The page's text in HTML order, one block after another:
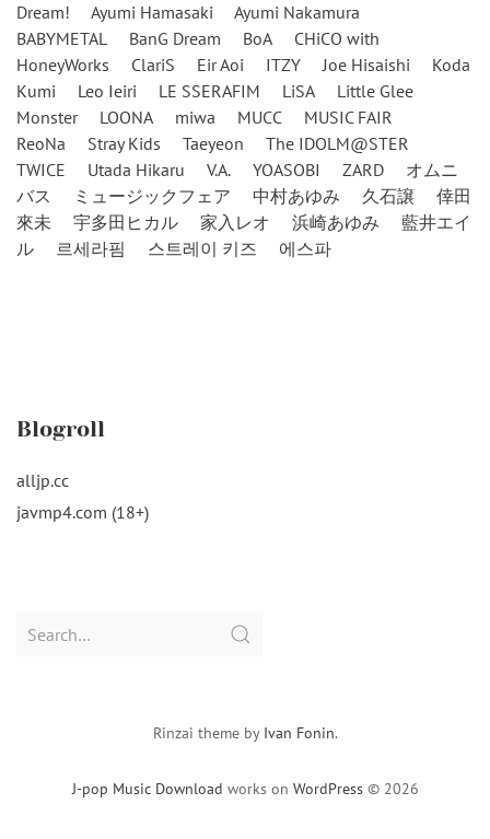
Dream!
Ayumi Hamasaki
Ayumi Nakamura
BABYMETAL
BanG Dream BoA
CHiCO with
HoneyWorks
ClariS Eir Aoi ITZY Joe Hisaishi
Koda
Kumi
Leo Ieiri LE SSERAFIM LiSA
Little Glee
Monster
LOONA miwa MUCC
MUSIC FAIR
ReoNa
Stray Kids Taeyeon
The IDOLM@STER
TWICE
Utada Hikaru V.A. YOASOBI ZARD
オムニ
バス
ミュージックフェア 中村あゆみ 久石譲
倖田
來未
宇多田ヒカル 家入レオ 浜崎あゆみ
藍井エイ
ル
르세라핌 스트레이 키즈 에스파
Blogroll
alljp.cc
javmp4.com (18+)
Search
J-pop Music Download works on WordPress © 2026
Rinzai theme by Ivan Fonin.